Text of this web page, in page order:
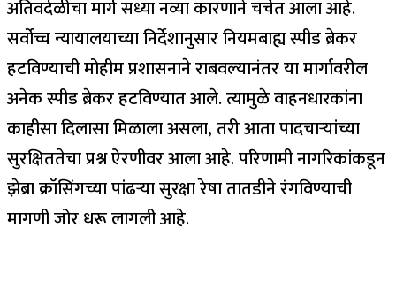
अतिवर्दळीचा मार्ग सध्या नव्या कारणाने चर्चेत आला आहे.
सर्वोच्च न्यायालयाच्या निर्देशानुसार नियमबाह्य स्पीड ब्रेकर
हटविण्याची मोहीम प्रशासनाने राबवल्यानंतर या मार्गावरील
अनेक स्पीड ब्रेकर हटविण्यात आले. त्यामुळे वाहनधारकांना
काहीसा दिलासा मिळाला असला, तरी आता पादचाऱ्यांच्या
सुरक्षिततेचा प्रश्न ऐरणीवर आला आहे. परिणामी नागरिकांकडून
झेब्रा क्रॉसिंगच्या पांढऱ्या सुरक्षा रेषा तातडीने रंगविण्याची
मागणी जोर धरू लागली आहे.